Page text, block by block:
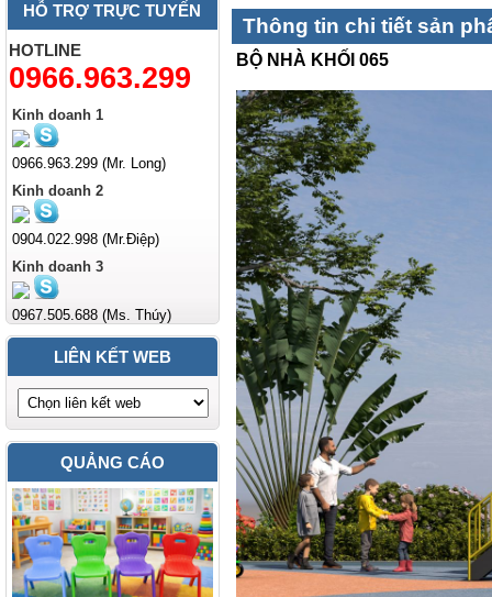
HỖ TRỢ TRỰC TUYẾN
HOTLINE
0966.963.299
Kinh doanh 1
0966.963.299 (Mr. Long)
Kinh doanh 2
0904.022.998 (Mr.Điệp)
Kinh doanh 3
0967.505.688 (Ms. Thúy)
LIÊN KẾT WEB
QUẢNG CÁO
Thông tin chi tiết sản
BỘ NHÀ KHỐI 065